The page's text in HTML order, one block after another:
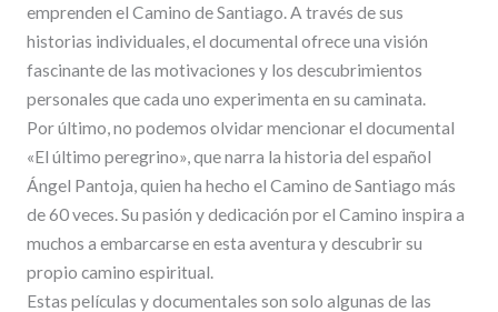
emprenden el Camino de Santiago. A través de sus
historias individuales, el documental ofrece una visión
fascinante de las motivaciones y los descubrimientos
personales que cada uno experimenta en su caminata.
Por último, no podemos olvidar mencionar el documental
«El último peregrino», que narra la historia del español
Ángel Pantoja, quien ha hecho el Camino de Santiago más
de 60 veces. Su pasión y dedicación por el Camino inspira a
muchos a embarcarse en esta aventura y descubrir su
propio camino espiritual.
Estas películas y documentales son solo algunas de las